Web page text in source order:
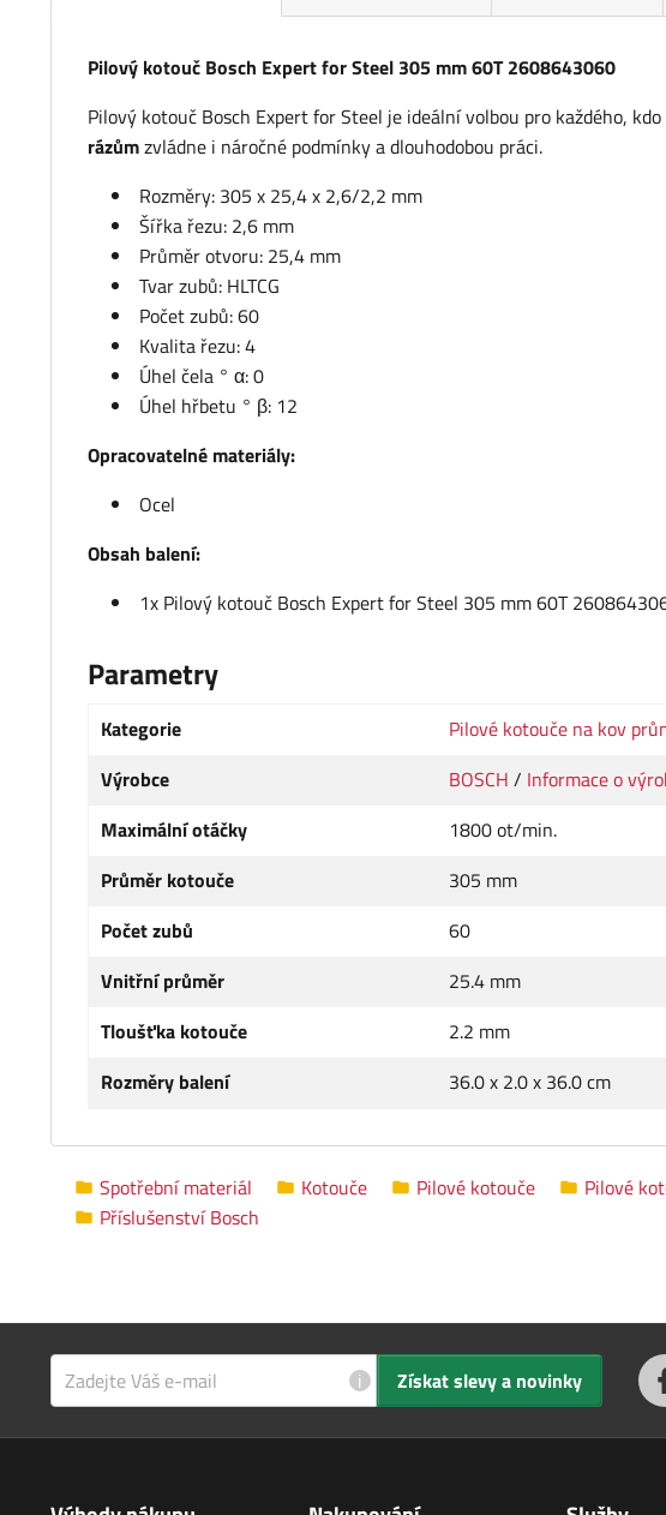
Pilový kotouč Bosch Expert for Steel 305 mm 60T 2608643060
Pilový kotouč Bosch Expert for Steel je ideální volbou pro každého,
rázůmzvládne i náročné podmínky a dlouhodobou práci.
Rozměry: 305 x 25,4 x 2,6/2,2 mm
Šířka řezu: 2,6 mm
Průměr otvoru: 25,4 mm
Tvar zubů: HLTCG
Počet zubů: 60
Kvalita řezu: 4
Úhel čela ° α: 0
Úhel hřbetu ° β: 12
Opracovatelné materiály:
Ocel
Obsah balení:
1x Pilový kotouč Bosch Expert for Steel 305 mm 60T
Parametry
Kategorie
Pilové kotouče na kov
Výrobce
BOSCH / Informace o
Maximální otáčky
1800 ot/min.
Průměr kotouče
305 mm
Počet zubů
60
Vnitřní průměr
25.4 mm
Tloušťka kotouče
2.2 mm
Rozměry balení
36.0 x 2.0 x 36.0 cm
Spotřební materiál Kotouče Pilové kotouče Pilové
Příslušenství Bosch
i Získat slevy a novinky